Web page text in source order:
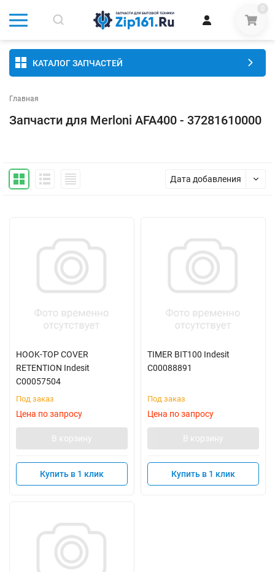
0
КАТАЛОГ ЗАПЧАСТЕЙ
Главная
Запчасти для Merloni AFA400 - 37281610000
Дата добавления
HOOK-TOP COVER
RETENTION Indesit
C00057504
Под заказ
Цена по запросу
В корзину
Купить в 1 клик
TIMER BIT100 Indesit
C00088891
Под заказ
Цена по запросу
В корзину
Купить в 1 клик